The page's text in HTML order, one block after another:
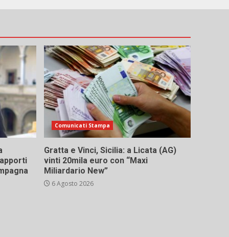
Comunicati Stampa
Gratta e Vinci, Sicilia: a Licata (AG)
vinti 20mila euro con “Maxi
Miliardario New”
6 Agosto 2026